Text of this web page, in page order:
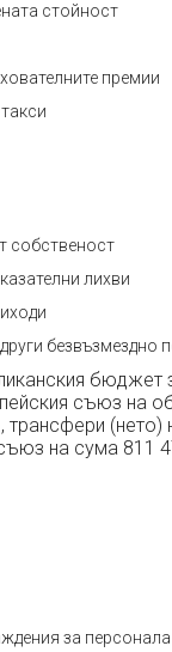
стойност
премии
собственост
лихви
безвъзмездно
бюджет
съюз на
трансфери
на сума 811
за персонала